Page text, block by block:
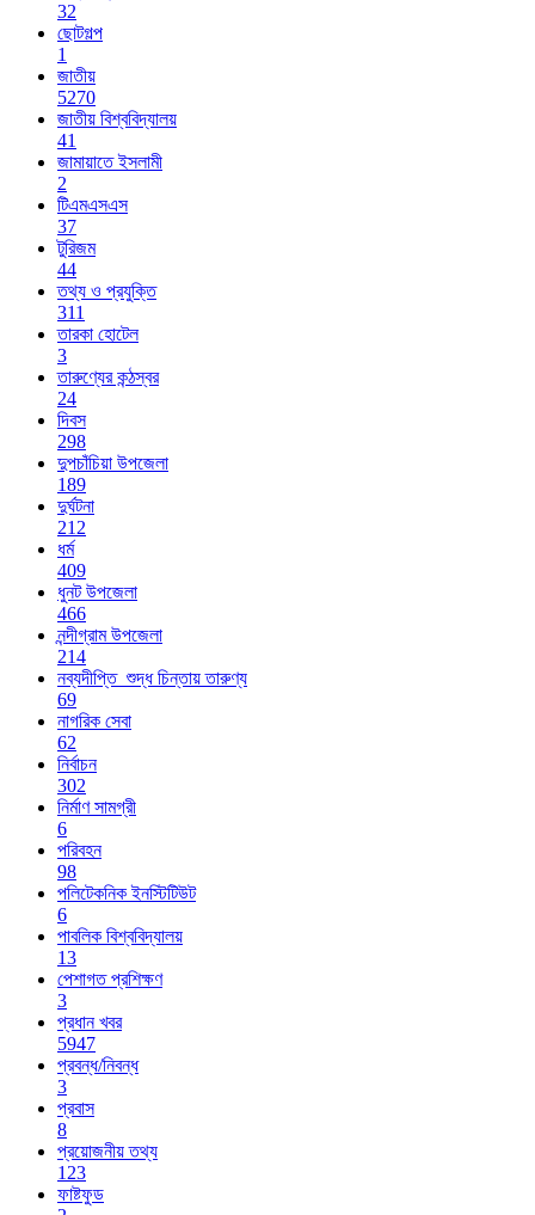
32
ছোটগল্প
1
জাতীয়
5270
জাতীয় বিশ্ববিদ্যালয়
41
জামায়াতে ইসলামী
2
টিএমএসএস
37
টুরিজম
44
তথ্য ও প্রযুক্তি
311
তারকা হোটেল
3
তারুণ্যের কন্ঠস্বর
24
দিবস
298
দুপচাঁচিয়া উপজেলা
189
দুর্ঘটনা
212
ধর্ম
409
ধুনট উপজেলা
466
নন্দীগ্রাম উপজেলা
214
নব্যদীপ্তি_শুদ্ধ চিন্তায় তারুণ্য
69
নাগরিক সেবা
62
নির্বাচন
302
নির্মাণ সামগ্রী
6
পরিবহন
98
পলিটেকনিক ইনস্টিটিউট
6
পাবলিক বিশ্ববিদ্যালয়
13
পেশাগত প্রশিক্ষণ
3
প্রধান খবর
5947
প্রবন্ধ/নিবন্ধ
3
প্রবাস
8
প্রয়োজনীয় তথ্য
123
ফাষ্টফুড